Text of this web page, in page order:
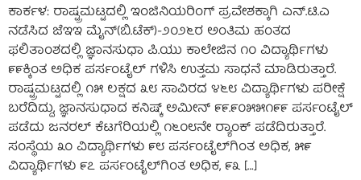
ಕಾರ್ಕಳ: ರಾಷ್ಟ್ರಮಟ್ಟದಲ್ಲಿ ಇಂಜಿನಿಯರಿಂಗ್ ಪ್ರವೇಶಕ್ಕಾಗಿ ಎನ್.ಟಿ.ಎ
ನಡೆಸಿದ ಜೆಇಇ ಮೈನ್(ಬಿ.ಟೆಕ್)-೨೦೨೬ರ ಅಂತಿಮ ಹಂತದ
ಫಲಿತಾಂಶದಲ್ಲಿ ಜ್ಞಾನಸುಧಾ ಪಿ.ಯು ಕಾಲೇಜಿನ ೧೦ ವಿದ್ಯಾರ್ಥಿಗಳು
೯೯ಕ್ಕಿಂತ ಅಧಿಕ ಪರ್ಸಂಟೈಲ್ ಗಳಿಸಿ ಉತ್ತಮ ಸಾಧನೆ ಮಾಡಿರುತ್ತಾರೆ.
ರಾಷ್ಟ್ರಮಟ್ಟದಲ್ಲಿ ೧೫ ಲಕ್ಷದ ೩೮ ಸಾವಿರದ ೪೬೮ ವಿದ್ಯಾರ್ಥಿಗಳು ಪರೀಕ್ಷೆ
ಬರೆದಿದ್ದು, ಜ್ಞಾನಸುಧಾದ ಕನಿಷ್ಕ್ ಅಮೀನ್ ೯೯.೯೦೫೫೧೯೯ ಪರ್ಸಂಟೈಲ್
ಪಡೆದು ಜನರಲ್ ಕೆಟಗೆರಿಯಲ್ಲಿ ೧೬೦೮ನೇ ರ‍್ಯಾಂಕ್ ಪಡೆದಿರುತ್ತಾರೆ.
ಸಂಸ್ಥೆಯ ೩೦ ವಿದ್ಯಾರ್ಥಿಗಳು ೯೮ ಪರ್ಸಂಟೈಲ್‌ಗಿಂತ ಅಧಿಕ, ೫೯
ವಿದ್ಯಾರ್ಥಿಗಳು ೯೭ ಪರ್ಸಂಟೈಲ್‌ಗಿಂತ ಅಧಿಕ, ೯೩ […]